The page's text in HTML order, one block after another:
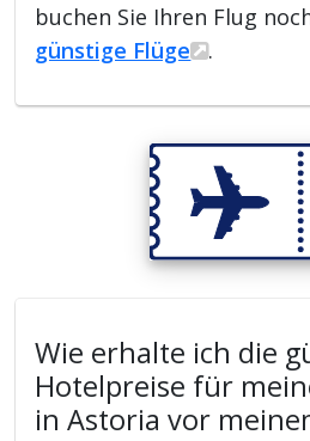
buchen Sie Ihren Flug
günstige Flüge
.
Wie erhalte ich die
Hotelpreise für
in Astoria vor